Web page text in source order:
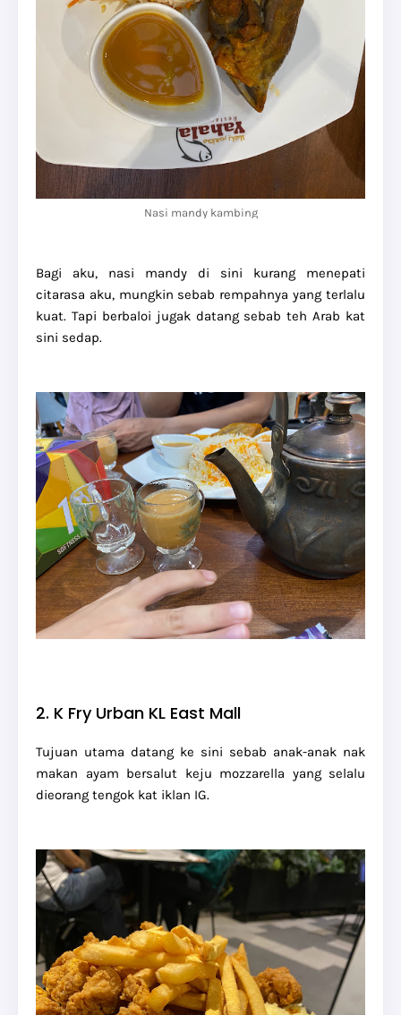
Nasi mandy kambing
Bagi aku, nasi mandy di sini kurang menepati
citarasa aku, mungkin sebab rempahnya yang terlalu
kuat. Tapi berbaloi jugak datang sebab teh Arab kat
sini sedap.
2. K Fry Urban KL East Mall
Tujuan utama datang ke sini sebab anak-anak nak
makan ayam bersalut keju mozzarella yang selalu
dieorang tengok kat iklan IG.